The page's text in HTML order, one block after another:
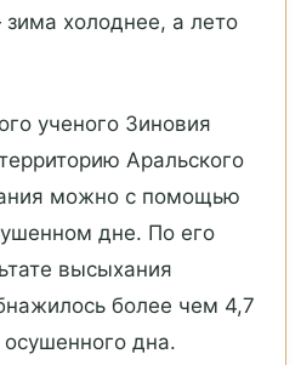
холоднее, а лето
ученого Зиновия
Аральского
можно с помощью
дне. По его
высыхания
более чем 4,7
дна.